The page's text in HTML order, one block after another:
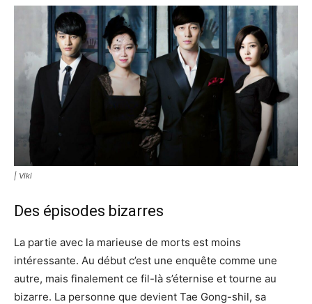
| Viki
Des épisodes bizarres
La partie avec la marieuse de morts est moins
intéressante. Au début c’est une enquête comme une
autre, mais finalement ce fil-là s’éternise et tourne au
bizarre. La personne que devient Tae Gong-shil, sa